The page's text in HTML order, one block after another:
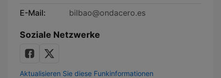
E-Mail:
bilbao@ondacero.es
Soziale Netzwerke
Aktualisieren Sie diese Funkinformationen